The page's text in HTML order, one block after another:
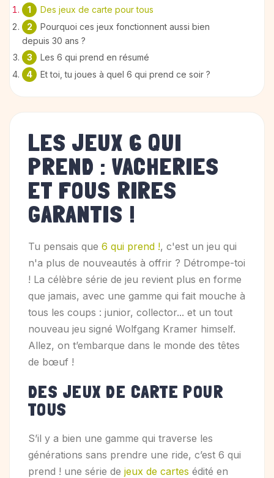
Des jeux de carte pour tous
Pourquoi ces jeux fonctionnent aussi bien
depuis 30 ans ?
Les 6 qui prend en résumé
Et toi, tu joues à quel 6 qui prend ce soir ?
LES JEUX 6 QUI
PREND : VACHERIES
ET FOUS RIRES
GARANTIS !
Tu pensais que 6 qui prend !, c'est un jeu qui
n'a plus de nouveautés à offrir ? Détrompe-toi
! La célèbre série de jeu revient plus en forme
que jamais, avec une gamme qui fait mouche à
tous les coups : junior, collector... et un tout
nouveau jeu signé Wolfgang Kramer himself.
Allez, on t’embarque dans le monde des têtes
de bœuf !
DES JEUX DE CARTE POUR
TOUS
S’il y a bien une gamme qui traverse les
générations sans prendre une ride, c’est 6 qui
prend ! une série de jeux de cartes édité en